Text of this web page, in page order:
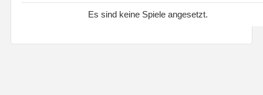
Es sind keine Spiele angesetzt.